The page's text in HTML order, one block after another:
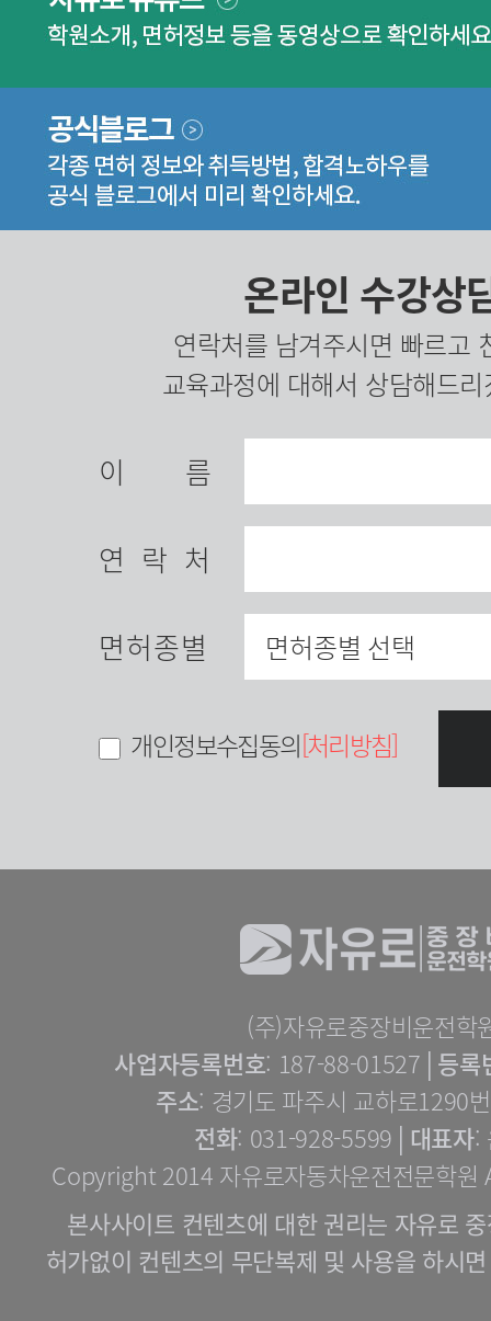
온라인 수강상
연락처를 남겨주시면 빠르고
교육과정에 대해서 상담해드
이름
연락처
면허종별
개인정보수집동의[처리방침]
(주)자유로중장비운전학
사업자등록번호: 187-88-01527│ 등록
주소: 경기도 파주시 교하로1290
전화: 031-928-5599│ 대표자:
Copyright 2014 자유로자동차운전전문학
본사사이트 컨텐츠에 대한 권리는 자유로
허가없이 컨텐츠의 무단복제 및 사용을 하시